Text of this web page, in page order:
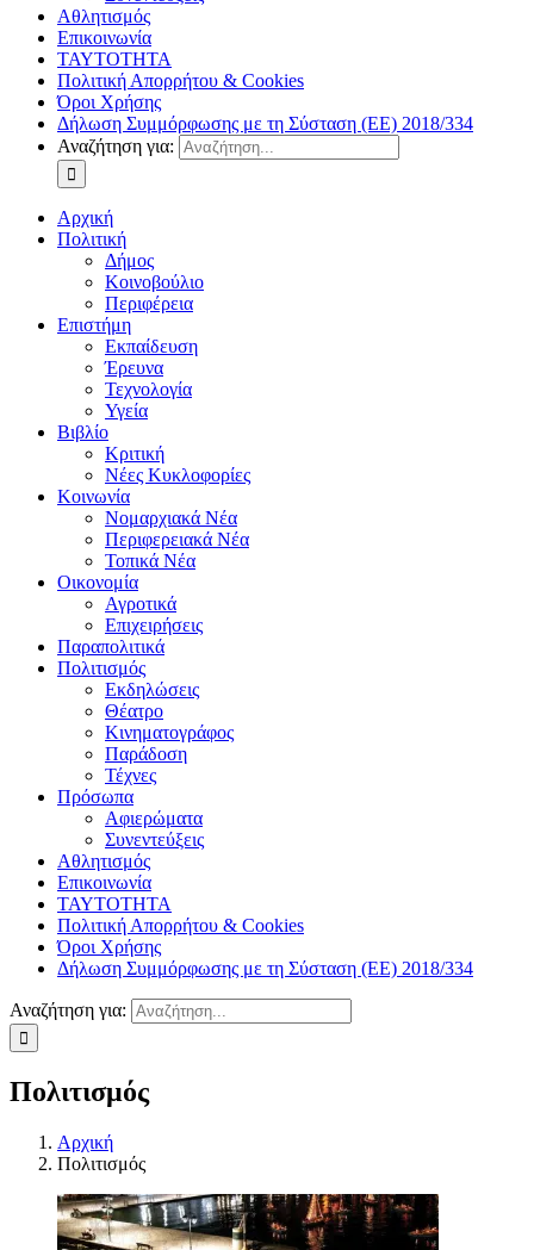
Αθλητισμός
Επικοινωνία
ΤΑΥΤΟΤΗΤΑ
Πολιτική Απορρήτου & Cookies
Όροι Χρήσης
Δήλωση Συμμόρφωσης με τη Σύσταση (ΕΕ) 2018/334
Αναζήτηση για:
Αρχική
Πολιτική
Δήμος
Κοινοβούλιο
Περιφέρεια
Επιστήμη
Εκπαίδευση
Έρευνα
Τεχνολογία
Υγεία
Βιβλίο
Κριτική
Νέες Κυκλοφορίες
Κοινωνία
Νομαρχιακά Νέα
Περιφερειακά Νέα
Τοπικά Νέα
Οικονομία
Αγροτικά
Επιχειρήσεις
Παραπολιτικά
Πολιτισμός
Εκδηλώσεις
Θέατρο
Κινηματογράφος
Παράδοση
Τέχνες
Πρόσωπα
Αφιερώματα
Συνεντεύξεις
Αθλητισμός
Επικοινωνία
ΤΑΥΤΟΤΗΤΑ
Πολιτική Απορρήτου & Cookies
Όροι Χρήσης
Δήλωση Συμμόρφωσης με τη Σύσταση (ΕΕ) 2018/334
Αναζήτηση για:
Πολιτισμός
Αρχική
Πολιτισμός